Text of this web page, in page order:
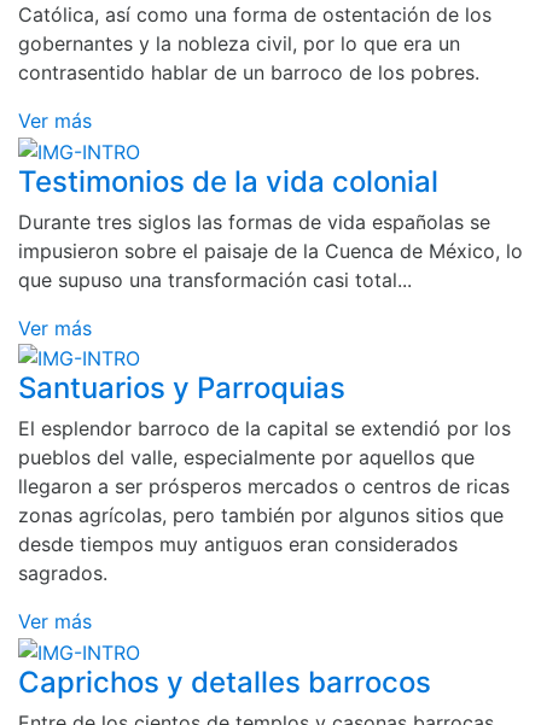
Católica, así como una forma de ostentación de los
gobernantes y la nobleza civil, por lo que era un
contrasentido hablar de un barroco de los pobres.
Ver más
Testimonios de la vida colonial
Durante tres siglos las formas de vida españolas se
impusieron sobre el paisaje de la Cuenca de México, lo
que supuso una transformación casi total...
Ver más
Santuarios y Parroquias
El esplendor barroco de la capital se extendió por los
pueblos del valle, especialmente por aquellos que
llegaron a ser prósperos mercados o centros de ricas
zonas agrícolas, pero también por algunos sitios que
desde tiempos muy antiguos eran considerados
sagrados.
Ver más
Caprichos y detalles barrocos